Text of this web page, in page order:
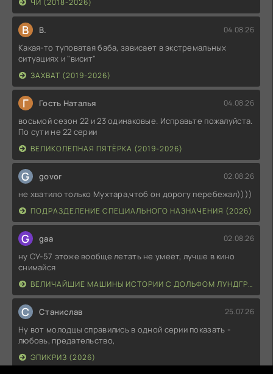
В В. 04.08.26
Какая-то туповатая баба, зависает в экстремальных
ситуациях и "висит"
ЗАХВАТ (2019-2026)
Г Гость Наталья 04.08.26
восьмой сезон 22 и 23 одинаковые. Исправьте пожалуйста.
По сути не 22 серии
ВЕЛИКОЛЕПНАЯ ПЯТЁРКА (2019-2026)
G govor 02.08.26
не хватило только Мухтара,чтоб он дорогу перебежал))))
ПОДРАЗДЕЛЕНИЕ СПЕЦИАЛЬНОГО НАЗНАЧЕНИЯ (2026)
G gaa 02.08.26
ну СУ-57 этоже вообще летать не умеет, лучше в кино
снимайся
ВЕЛИЧАЙШИЕ МАШИНЫ ИСТОРИИ С ДОЛЬФОМ ЛУНДГРЕНОМ (2026)
С Станислав 25.07.26
Ну вот молодцы справились в одной серии показать -
любовь, предательство,
ЭПИКРИЗ (2026)